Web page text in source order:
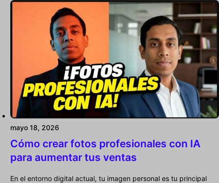
mayo 18, 2026
Cómo crear fotos profesionales con IA
para aumentar tus ventas
En el entorno digital actual, tu imagen personal es tu principal